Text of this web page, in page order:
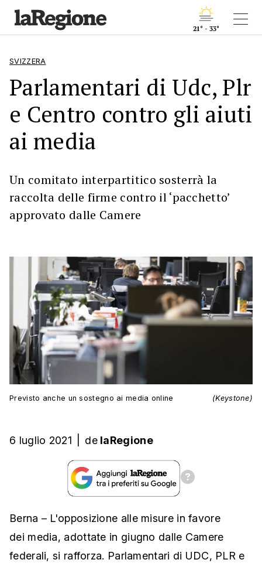
21° - 33°
SVIZZERA
Parlamentari di Udc, Plr
e Centro contro gli aiuti
ai media
Un comitato interpartitico sosterrà la
raccolta delle firme contro il ‘pacchetto’
approvato dalle Camere
Previsto anche un sostegno ai media online (Keystone)
6 luglio 2021 de laRegione
Berna – L'opposizione alle misure in favore
dei media, adottate in giugno dalle Camere
federali, si rafforza. Parlamentari di UDC, PLR e